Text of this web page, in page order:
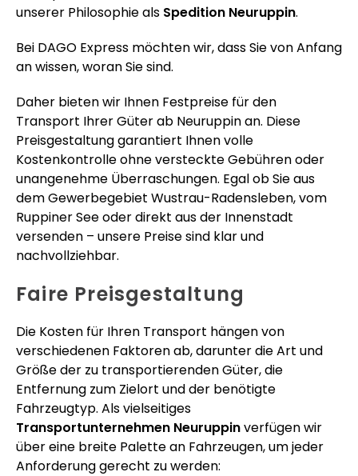
unserer Philosophie als Spedition Neuruppin.
Bei DAGO Express möchten wir, dass Sie von Anfang
an wissen, woran Sie sind.
Daher bieten wir Ihnen Festpreise für den
Transport Ihrer Güter ab Neuruppin an. Diese
Preisgestaltung garantiert Ihnen volle
Kostenkontrolle ohne versteckte Gebühren oder
unangenehme Überraschungen. Egal ob Sie aus
dem Gewerbegebiet Wustrau-Radensleben, vom
Ruppiner See oder direkt aus der Innenstadt
versenden – unsere Preise sind klar und
nachvollziehbar.
Faire Preisgestaltung
Die Kosten für Ihren Transport hängen von
verschiedenen Faktoren ab, darunter die Art und
Größe der zu transportierenden Güter, die
Entfernung zum Zielort und der benötigte
Fahrzeugtyp. Als vielseitiges
Transportunternehmen Neuruppinverfügen wir
über eine breite Palette an Fahrzeugen, um jeder
Anforderung gerecht zu werden: